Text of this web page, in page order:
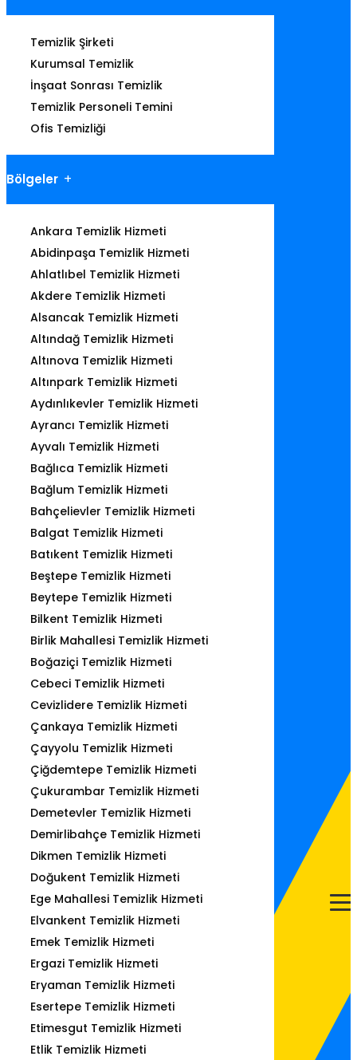
Temizlik Şirketi
Kurumsal Temizlik
İnşaat Sonrası Temizlik
Temizlik Personeli Temini
Ofis Temizliği
Bölgeler
Ankara Temizlik Hizmeti
Abidinpaşa Temizlik Hizmeti
Ahlatlıbel Temizlik Hizmeti
Akdere Temizlik Hizmeti
Alsancak Temizlik Hizmeti
Altındağ Temizlik Hizmeti
Altınova Temizlik Hizmeti
Altınpark Temizlik Hizmeti
Aydınlıkevler Temizlik Hizmeti
Ayrancı Temizlik Hizmeti
Ayvalı Temizlik Hizmeti
Bağlıca Temizlik Hizmeti
Bağlum Temizlik Hizmeti
Bahçelievler Temizlik Hizmeti
Balgat Temizlik Hizmeti
Batıkent Temizlik Hizmeti
Beştepe Temizlik Hizmeti
Beytepe Temizlik Hizmeti
Bilkent Temizlik Hizmeti
Birlik Mahallesi Temizlik Hizmeti
Boğaziçi Temizlik Hizmeti
Cebeci Temizlik Hizmeti
Cevizlidere Temizlik Hizmeti
Çankaya Temizlik Hizmeti
Çayyolu Temizlik Hizmeti
Çiğdemtepe Temizlik Hizmeti
Çukurambar Temizlik Hizmeti
Demetevler Temizlik Hizmeti
Demirlibahçe Temizlik Hizmeti
Dikmen Temizlik Hizmeti
Doğukent Temizlik Hizmeti
Ege Mahallesi Temizlik Hizmeti
Elvankent Temizlik Hizmeti
Emek Temizlik Hizmeti
Ergazi Temizlik Hizmeti
Eryaman Temizlik Hizmeti
Esertepe Temizlik Hizmeti
Etimesgut Temizlik Hizmeti
Etlik Temizlik Hizmeti